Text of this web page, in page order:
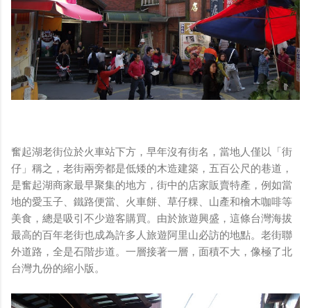
奮起湖老街位於火車站下方，早年沒有街名，當地人僅以「街
仔」稱之，老街兩旁都是低矮的木造建築，五百公尺的巷道，
是奮起湖商家最早聚集的地方，街中的店家販賣特產，例如當
地的愛玉子、鐵路便當、火車餅、草仔粿、山產和檜木咖啡等
美食，總是吸引不少遊客購買。由於旅遊興盛，這條台灣海拔
最高的百年老街也成為許多人旅遊阿里山必訪的地點。老街聯
外道路，全是石階步道。一層接著一層，面積不大，像極了北
台灣九份的縮小版。